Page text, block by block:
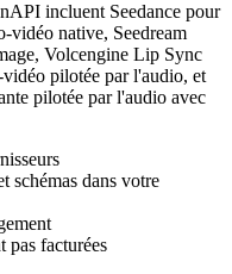
incluent Seedance pour
vidéo native, Seedream
Volcengine Lip Sync
pilotée par l'audio, et
pilotée par l'audio avec
schémas dans votre
pas facturées